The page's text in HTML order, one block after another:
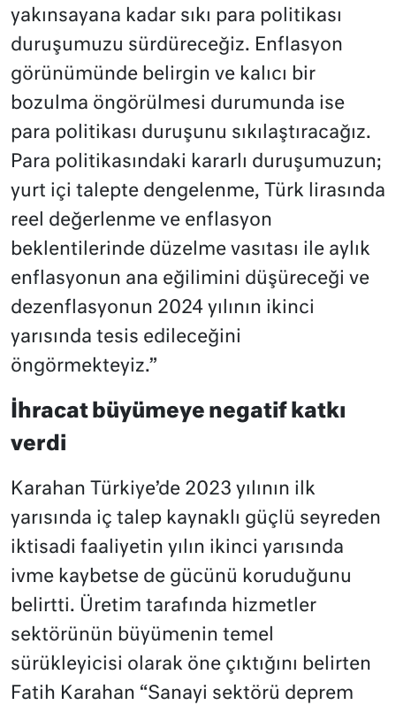
yakınsayana kadar sıkı para politikası
duruşumuzu sürdüreceğiz. Enflasyon
görünümünde belirgin ve kalıcı bir
bozulma öngörülmesi durumunda ise
para politikası duruşunu sıkılaştıracağız.
Para politikasındaki kararlı duruşumuzun;
yurt içi talepte dengelenme, Türk lirasında
reel değerlenme ve enflasyon
beklentilerinde düzelme vasıtası ile aylık
enflasyonun ana eğilimini düşüreceği ve
dezenflasyonun 2024 yılının ikinci
yarısında tesis edileceğini
öngörmekteyiz.”
İhracat büyümeye negatif katkı
verdi
Karahan Türkiye’de 2023 yılının ilk
yarısında iç talep kaynaklı güçlü seyreden
iktisadi faaliyetin yılın ikinci yarısında
ivme kaybetse de gücünü koruduğunu
belirtti. Üretim tarafında hizmetler
sektörünün büyümenin temel
sürükleyicisi olarak öne çıktığını belirten
Fatih Karahan “Sanayi sektörü deprem